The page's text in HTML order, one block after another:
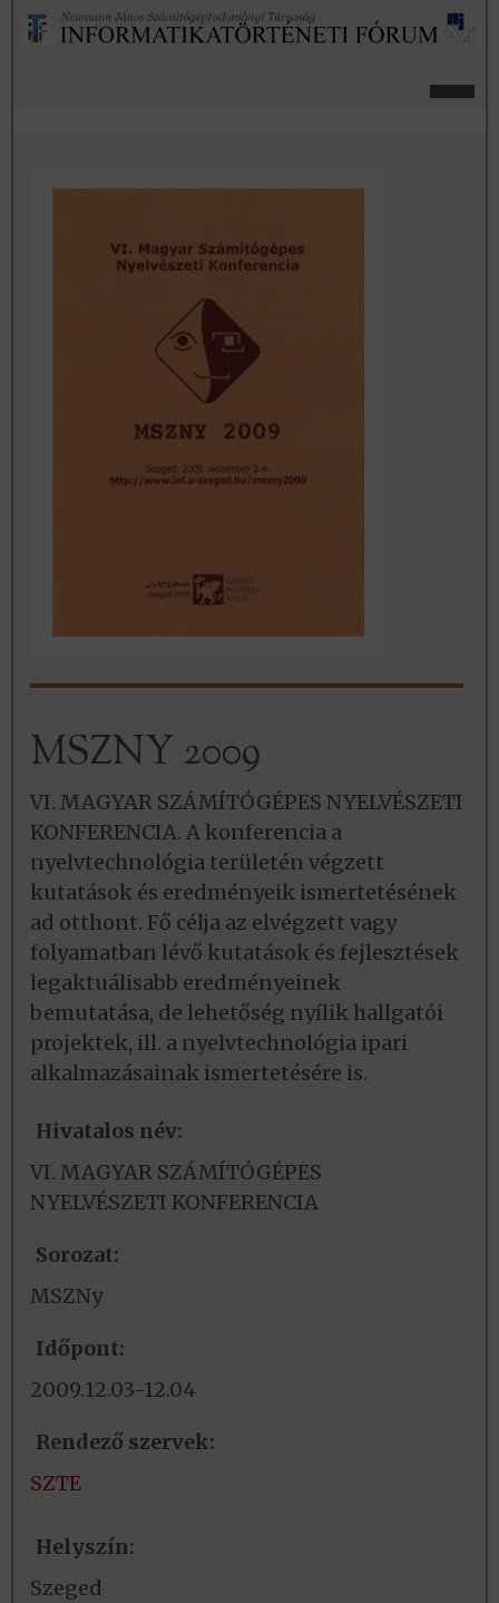
MSZNY 2009
VI. MAGYAR SZÁMÍTÓGÉPES NYELVÉSZETI
KONFERENCIA. A konferencia a
nyelvtechnológia területén végzett
kutatások és eredményeik ismertetésének
ad otthont. Fő célja az elvégzett vagy
folyamatban lévő kutatások és fejlesztések
legaktuálisabb eredményeinek
bemutatása, de lehetőség nyílik hallgatói
projektek, ill. a nyelvtechnológia ipari
alkalmazásainak ismertetésére is.
Hivatalos név:
VI. MAGYAR SZÁMÍTÓGÉPES
NYELVÉSZETI KONFERENCIA
Sorozat:
MSZNy
Időpont:
2009.12.03-12.04
Rendező szervek:
SZTE
Helyszín:
Szeged